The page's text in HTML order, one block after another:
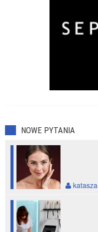
NOWE PYTANIA
katasza